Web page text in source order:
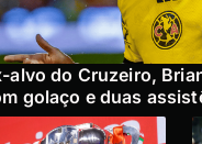
alvo do Cruzeiro,
golaço e duas